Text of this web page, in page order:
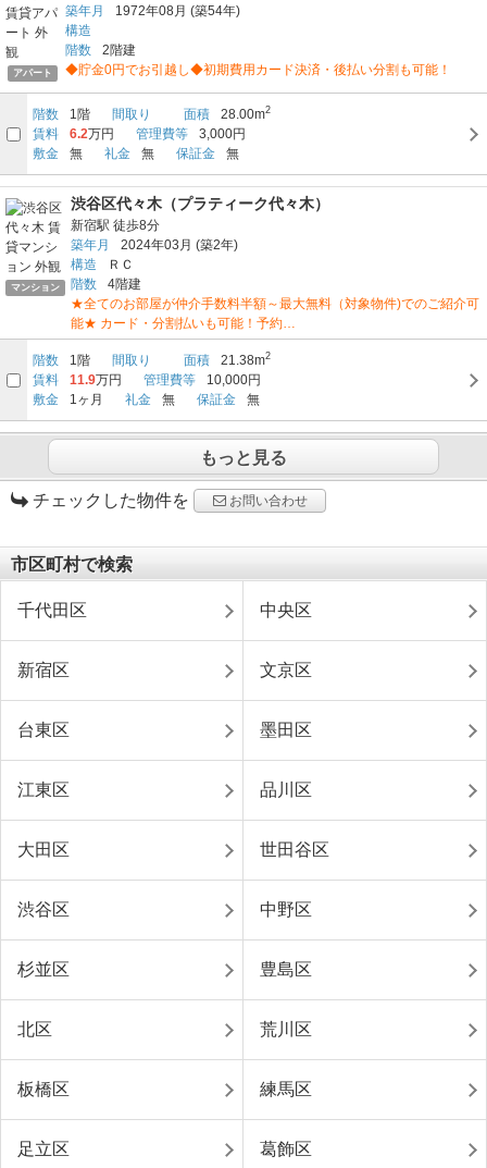
アパート
築年月
1972年08月 (築54年)
構造
階数
2階建
◆貯金0円でお引越し◆初期費用カード決済・後払い分割も可能！
階数 1階 間取り 面積 28.00m2
賃料 6.2万円 管理費等
3,000円
敷金
無 礼金 無 保証金 無
マンション
渋谷区代々木（プラティーク代々木）
新宿駅 徒歩8分
築年月
2024年03月 (築2年)
構造
ＲＣ
階数
4階建
★全てのお部屋が仲介手数料半額～最大無料（対象物件)でのご紹介可
能★ カード・分割払いも可能！予約…
階数 1階 間取り 面積 21.38m2
賃料 11.9万円 管理費等
10,000円
敷金
1ヶ月 礼金 無 保証金 無
もっと見る
チェックした物件を お問い合わせ
市区町村で検索
千代田区 中央区
新宿区 文京区
台東区 墨田区
江東区 品川区
大田区 世田谷区
渋谷区 中野区
杉並区 豊島区
北区 荒川区
板橋区 練馬区
足立区 葛飾区